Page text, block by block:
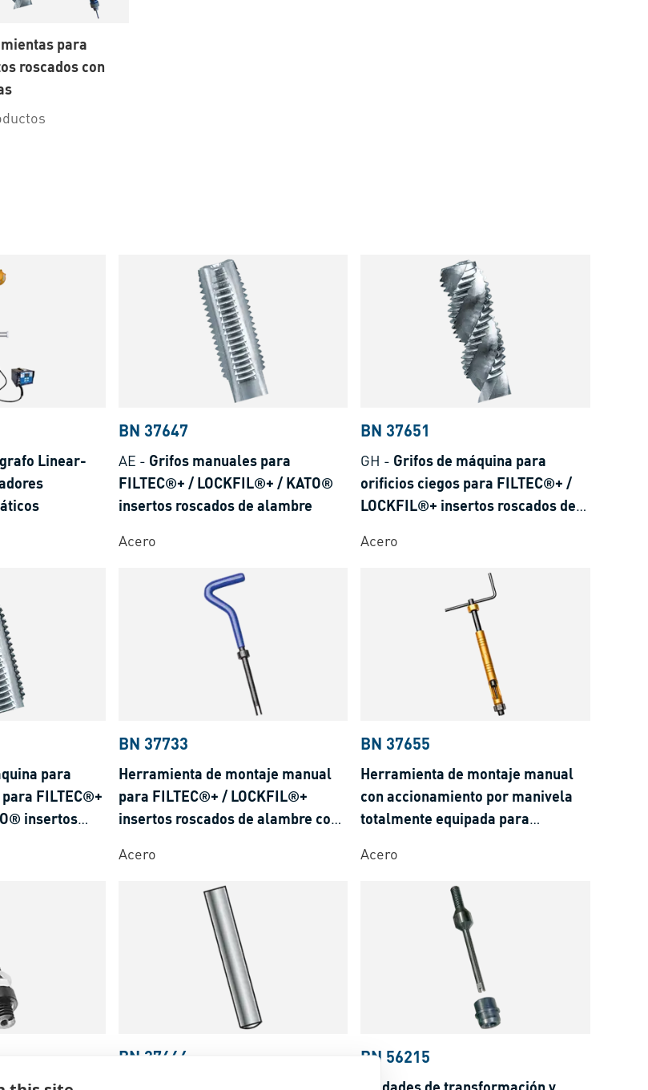
para
roscados con
Linear-
BN 37647
AE - Grifos manuales para
FILTEC®+ / LOCKFIL®+ / KATO®
insertos roscados de alambre
Acero
BN 37651
GH - Grifos de máquina para
orificios ciegos para FILTEC®+ /
LOCKFIL®+ insertos roscados de
Acero
para
FILTEC®+
insertos
BN 37733
Herramienta de montaje manual
para FILTEC®+ / LOCKFIL®+
insertos roscados de alambre con
Acero
BN 37655
Herramienta de montaje manual
con accionamiento por manivela
totalmente equipada para
roscados de alambre con pasador
Acero
montaje para
BN 37664 BN 56215
Unidades de transformación y